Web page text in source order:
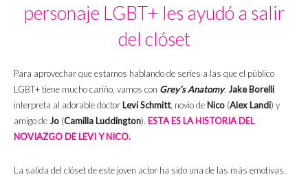
personaje LGBT+ les ayudó a salir
del clóset
Para aprovechar que estamos hablando de series a las que el público
LGBT+ tiene mucho cariño, vamos con Grey’s Anatomy. Jake Borelli
interpreta al adorable doctor Levi Schmitt, novio de Nico (Alex Landi) y
amigo de Jo (Camilla Luddington). ESTA ES LA HISTORIA DEL
NOVIAZGO DE LEVI Y NICO.
La salida del clóset de este joven actor ha sido una de las más emotivas.